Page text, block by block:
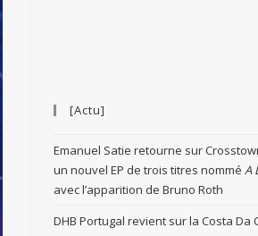
[Actu]
Emanuel Satie retourne sur
un nouvel EP de trois titres nommé A
avec l’apparition de Bruno Roth
DHB Portugal revient sur la Costa Da